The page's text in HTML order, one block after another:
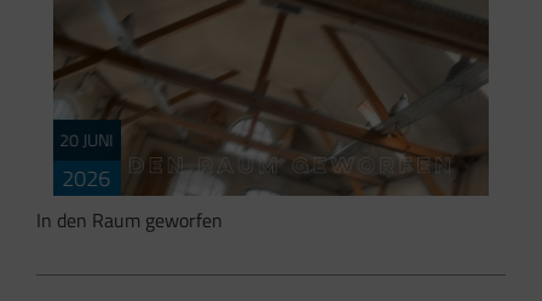
20 JUNI
2026
In den Raum geworfen